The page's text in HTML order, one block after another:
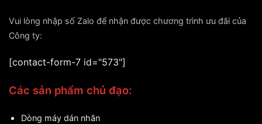
Vui lòng nhập số Zalo để nhận được chương trình ưu đãi của
Công ty:
[contact-form-7 id="573"]
Các sản phẩm chủ đạo:
Dòng máy dán nhãn